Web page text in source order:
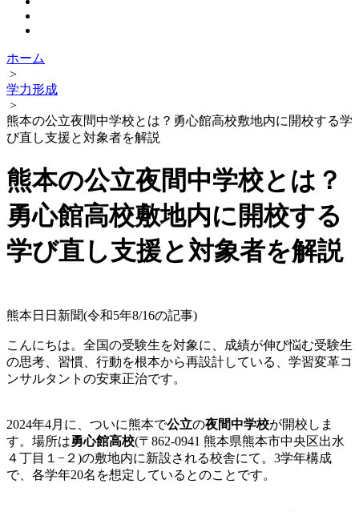
ホーム
>
学力形成
>
熊本の公立夜間中学校とは？勇心館高校敷地内に開校する学
び直し支援と対象者を解説
熊本の公立夜間中学校とは？
勇心館高校敷地内に開校する
学び直し支援と対象者を解説
熊本日日新聞(令和5年8/16の記事)
こんにちは。全国の受験生を対象に、成績が伸び悩む受験生
の思考、習慣、行動を根本から再設計している、学習変革コ
ンサルタントの安東正治です。
2024年4月に、ついに熊本で公立の夜間中学校が開校しま
す。場所は勇心館高校(〒862-0941 熊本県熊本市中央区出水
４丁目１−２)の敷地内に新設される校舎にて。3学年構成
で、各学年20名を想定しているとのことです。